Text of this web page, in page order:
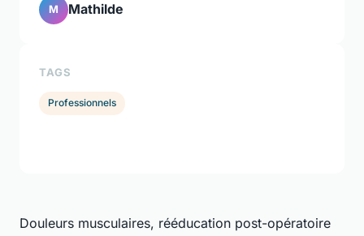
Douleurs musculaires, rééducation post-opératoire
M Mathilde
TAGS
Professionnels